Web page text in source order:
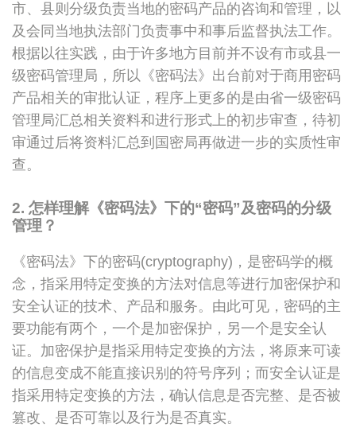
市、县则分级负责当地的密码产品的咨询和管理，以
及会同当地执法部门负责事中和事后监督执法工作。
根据以往实践，由于许多地方目前并不设有市或县一
级密码管理局，所以《密码法》出台前对于商用密码
产品相关的审批认证，程序上更多的是由省一级密码
管理局汇总相关资料和进行形式上的初步审查，待初
审通过后将资料汇总到国密局再做进一步的实质性审
查。
2. 怎样理解《密码法》下的“密码”及密码的分级
管理？
《密码法》下的密码(cryptography)，是密码学的概
念，指采用特定变换的方法对信息等进行加密保护和
安全认证的技术、产品和服务。由此可见，密码的主
要功能有两个，一个是加密保护，另一个是安全认
证。加密保护是指采用特定变换的方法，将原来可读
的信息变成不能直接识别的符号序列；而安全认证是
指采用特定变换的方法，确认信息是否完整、是否被
篡改、是否可靠以及行为是否真实。